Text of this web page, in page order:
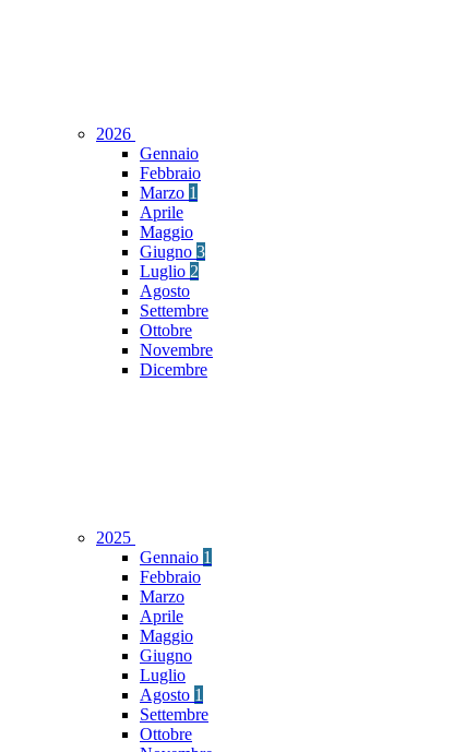
2026
Gennaio
Febbraio
Marzo 1
Aprile
Maggio
Giugno 3
Luglio 2
Agosto
Settembre
Ottobre
Novembre
Dicembre
2025
Gennaio 1
Febbraio
Marzo
Aprile
Maggio
Giugno
Luglio
Agosto 1
Settembre
Ottobre